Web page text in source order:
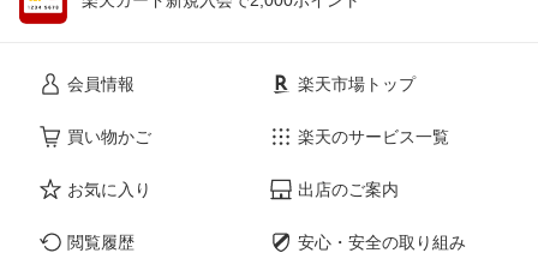
会員情報
買い物かご
お気に入り
閲覧履歴
楽天市場トップ
楽天のサービス一覧
出店のご案内
安心・安全の取り組み